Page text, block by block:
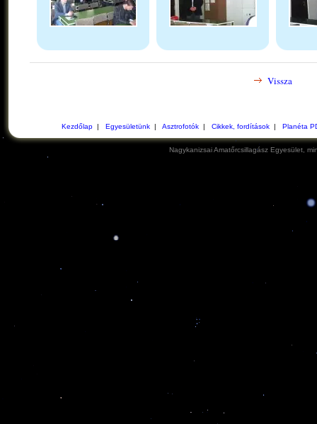
Vissza
Kezdőlap| Egyesületünk| Asztrofotók| Cikkek, fordítások| Planéta
Nagykanizsai Amatőrcsillagász Egyesület,